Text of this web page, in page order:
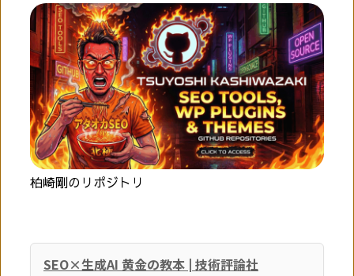
柏崎剛のリポジトリ
SEO×生成AI 黄金の教本 | 技術評論社